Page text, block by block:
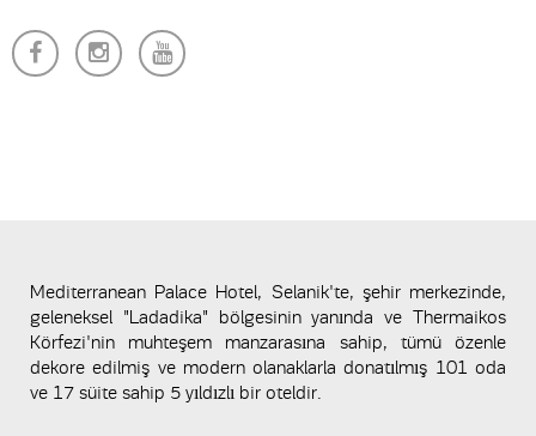
Mediterranean Palace Hotel, Selanik'te, şehir merkezinde,
geleneksel "Ladadika" bölgesinin yanında ve Thermaikos
Körfezi'nin muhteşem manzarasına sahip, tümü özenle
dekore edilmiş ve modern olanaklarla donatılmış 101 oda
ve 17 süite sahip 5 yıldızlı bir oteldir.